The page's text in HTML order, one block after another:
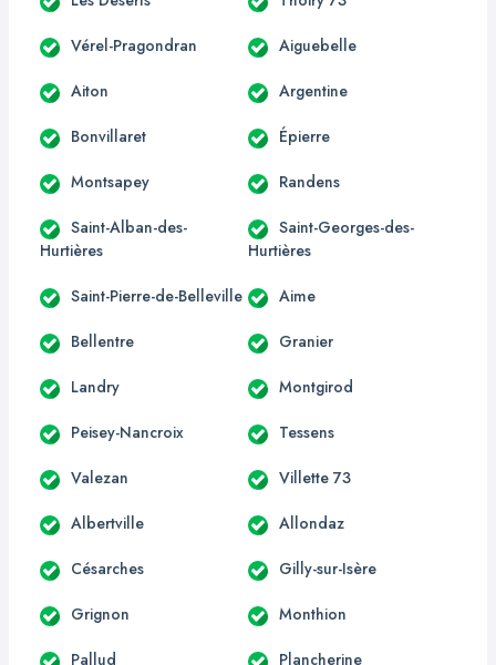
Vérel-Pragondran Aiguebelle
Aiton Argentine
Bonvillaret Épierre
Montsapey Randens
Saint-Alban-des-
Hurtières
Saint-Georges-des-
Hurtières
Saint-Pierre-de-Belleville Aime
Bellentre Granier
Landry Montgirod
Peisey-Nancroix Tessens
Valezan Villette 73
Albertville Allondaz
Césarches Gilly-sur-Isère
Grignon Monthion
Pallud Plancherine